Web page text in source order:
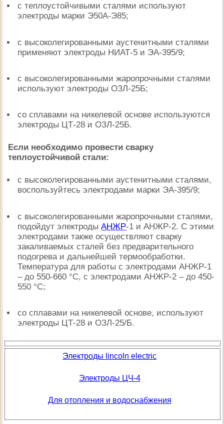
с теплоустойчивыми сталями используют
электроды марки Э50А-Э85;
с высоколегированными аустенитными сталями
применяют электроды НИАТ-5 и ЭА-395/9;
с высоколегированными жаропрочными сталями
используют электроды ОЗЛ-25Б;
со сплавами на никелевой основе используются
электроды ЦТ-28 и ОЗЛ-25Б.
Если необходимо провести сварку
теплоустойчивой стали:
с высоколегированными аустенитными сталями,
воспользуйтесь электродами марки ЭА-395/9;
с высоколегированными жаропрочными сталями,
подойдут электродыАНЖР-1 и АНЖР-2. С этими
электродами также осуществляют сварку
закаливаемых сталей без предварительного
подогрева и дальнейшей термообработки.
Температура для работы с электродами АНЖР-1
– до 550-660 °C, с электродами АНЖР-2 – до 450-
550 °C;
со сплавами на никелевой основе, используют
электроды ЦТ-28 и ОЗЛ-25/Б.
Электроды lincoln electric
Электроды ЦЧ-4
Для отопления и водоснабжения